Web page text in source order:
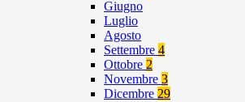
Giugno
Luglio
Agosto
Settembre 4
Ottobre 2
Novembre 3
Dicembre 29